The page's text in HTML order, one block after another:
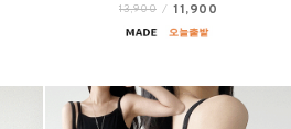
13,900 / 11,900